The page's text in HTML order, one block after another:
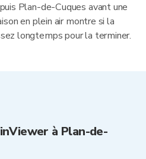
Plan-de-Cuques avant une
en plein air montre si la
longtemps pour la terminer.
à Plan-de-